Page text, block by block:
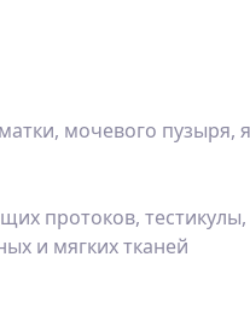
мочевого
протоков,
и мягких тканей